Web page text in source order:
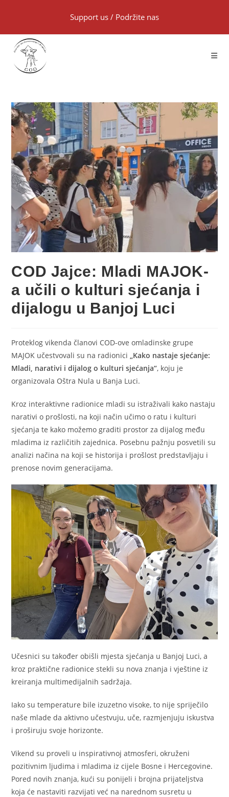
Support us / Podržite nas
COD Jajce: Mladi MAJOK-
a učili o kulturi sjećanja i
dijalogu u Banjoj Luci
Proteklog vikenda članovi COD-ove omladinske grupe
MAJOK učestvovali su na radionici„Kako nastaje sjećanje:
Mladi, narativi i dijalog o kulturi sjećanja“, koju je
organizovala Oštra Nula u Banja Luci.
Kroz interaktivne radionice mladi su istraživali kako nastaju
narativi o prošlosti, na koji način učimo o ratu i kulturi
sjećanja te kako možemo graditi prostor za dijalog među
mladima iz različitih zajednica. Posebnu pažnju posvetili su
analizi načina na koji se historija i prošlost predstavljaju i
prenose novim generacijama.
Učesnici su također obišli mjesta sjećanja u Banjoj Luci, a
kroz praktične radionice stekli su nova znanja i vještine iz
kreiranja multimedijalnih sadržaja.
Iako su temperature bile izuzetno visoke, to nije spriječilo
naše mlade da aktivno učestvuju, uče, razmjenjuju iskustva
i proširuju svoje horizonte.
Vikend su proveli u inspirativnoj atmosferi, okruženi
pozitivnim ljudima i mladima iz cijele Bosne i Hercegovine.
Pored novih znanja, kući su ponijeli i brojna prijateljstva
koja će nastaviti razvijati već na narednom susretu u